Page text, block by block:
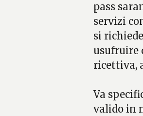
pass
servizi
si
usufruire
ricettiva,
Va
valido in